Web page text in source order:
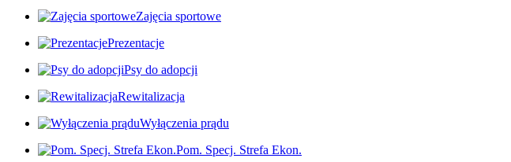
Zajęcia sportowe
Prezentacje
Psy do adopcji
Rewitalizacja
Wyłączenia prądu
Pom. Specj. Strefa Ekon.